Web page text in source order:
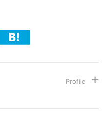
してまた起業家としてITスタ
ェアからソフトウェアの事業